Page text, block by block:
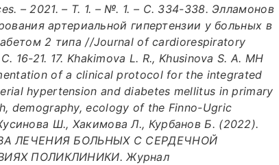
– 2021. – Т. 1. – №. 1. – С. 334-338. Элламонов
артериальной гипертензии у больных в
2 типа //Journal of cardiorespiratory
16-21. 17. Khakimova L. R., Khusinova S. A. MH
of a clinical protocol for the integrated
hypertension and diabetes mellitus in primary
demography, ecology of the Finno-Ugric
Ш., Хакимова Л., Курбанов Б. (2022).
ЛЕЧЕНИЯ БОЛЬНЫХ С СЕРДЕЧНОЙ
ПОЛИКЛИНИКИ. Журнал